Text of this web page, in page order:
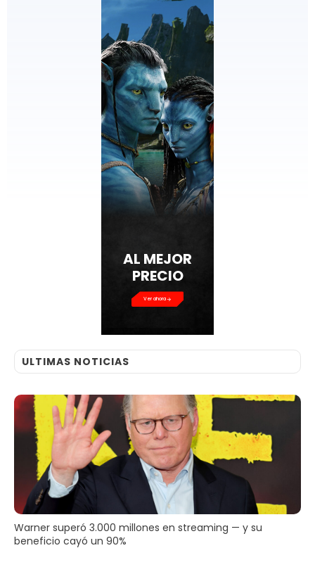
AL MEJOR
PRECIO
Ver ahora
ULTIMAS NOTICIAS
Warner superó 3.000 millones en streaming — y su
beneficio cayó un 90%